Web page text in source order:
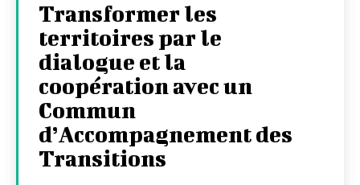
Transformer les
territoires par le
dialogue et la
coopération avec un
Commun
d’Accompagnement des
Transitions